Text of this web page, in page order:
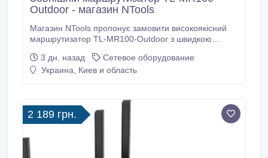
Outdoor - магазин NTools
Магазин NTools пропонує замовити високоякісний
маршрутизатор TL-MR100-Outdoor з швидкою
маршрутизатора TL-MR100-Outdoor: мережевий
інтерфейс 10/100 Mbit Base-Tx, один порт LAN,
3G/4G або Ethernet.
3 дн. назад
Сетевое оборудование
Украина, Киев и область
2 189 грн.